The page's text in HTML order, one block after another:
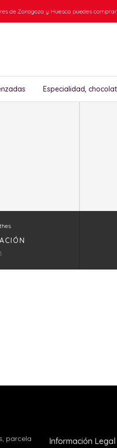
de Zaragoza y Huesca puedes
Especialidad,
parcela
Información Legal